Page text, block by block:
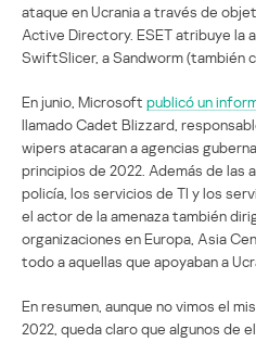
ataque en Ucrania a través de
Active Directory. ESET atribuye la
SwiftSlicer, a Sandworm (también
En junio, Microsoft publicó un
llamado Cadet Blizzard,
wipers atacaran a agencias
principios de 2022. Además de las
policía, los servicios de TI y los
el actor de la amenaza también
organizaciones en Europa, Asia
todo a aquellas que apoyaban a
En resumen, aunque no vimos el
2022, queda claro que algunos de